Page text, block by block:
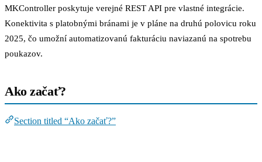
MKController poskytuje verejné REST API pre vlastné integrácie.
Konektivita s platobnými bránami je v pláne na druhú polovicu roku
2025, čo umožní automatizovanú fakturáciu naviazanú na spotrebu
poukazov.
Ako začať?
Section titled “Ako začať?”